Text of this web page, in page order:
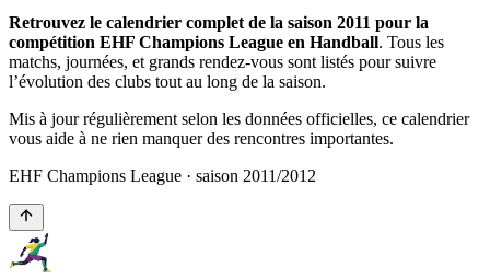
Retrouvez le calendrier complet de la saison 2011 pour la
compétition EHF Champions League en Handball. Tous les
matchs, journées, et grands rendez-vous sont listés pour suivre
l’évolution des clubs tout au long de la saison.
Mis à jour régulièrement selon les données officielles, ce calendrier
vous aide à ne rien manquer des rencontres importantes.
EHF Champions League · saison 2011/2012